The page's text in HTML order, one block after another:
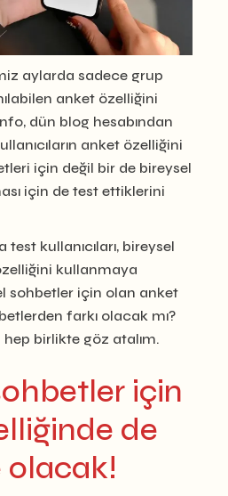
aylarda sadece grup
anket özelliğini
dün blog hesabından
anket özelliğini
için değil bir de bireysel
için de test ettiklerini
kullanıcıları, bireysel
kullanmaya
sohbetler için olan anket
farkı olacak mı?
birlikte göz atalım.
için
de
olacak!